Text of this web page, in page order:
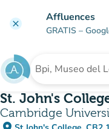
clear Affluences
GRATIS –
Buscar un
St. John's
Cambridge